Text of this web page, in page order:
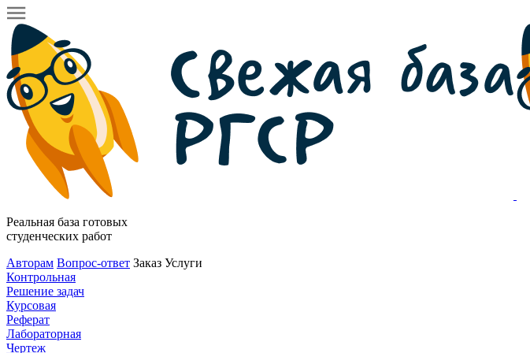
Реальная база готовых
студенческих работ
Авторам Вопрос-ответ Заказ Услуги
Контрольная
Решение задач
Курсовая
Реферат
Лабораторная
Чертеж